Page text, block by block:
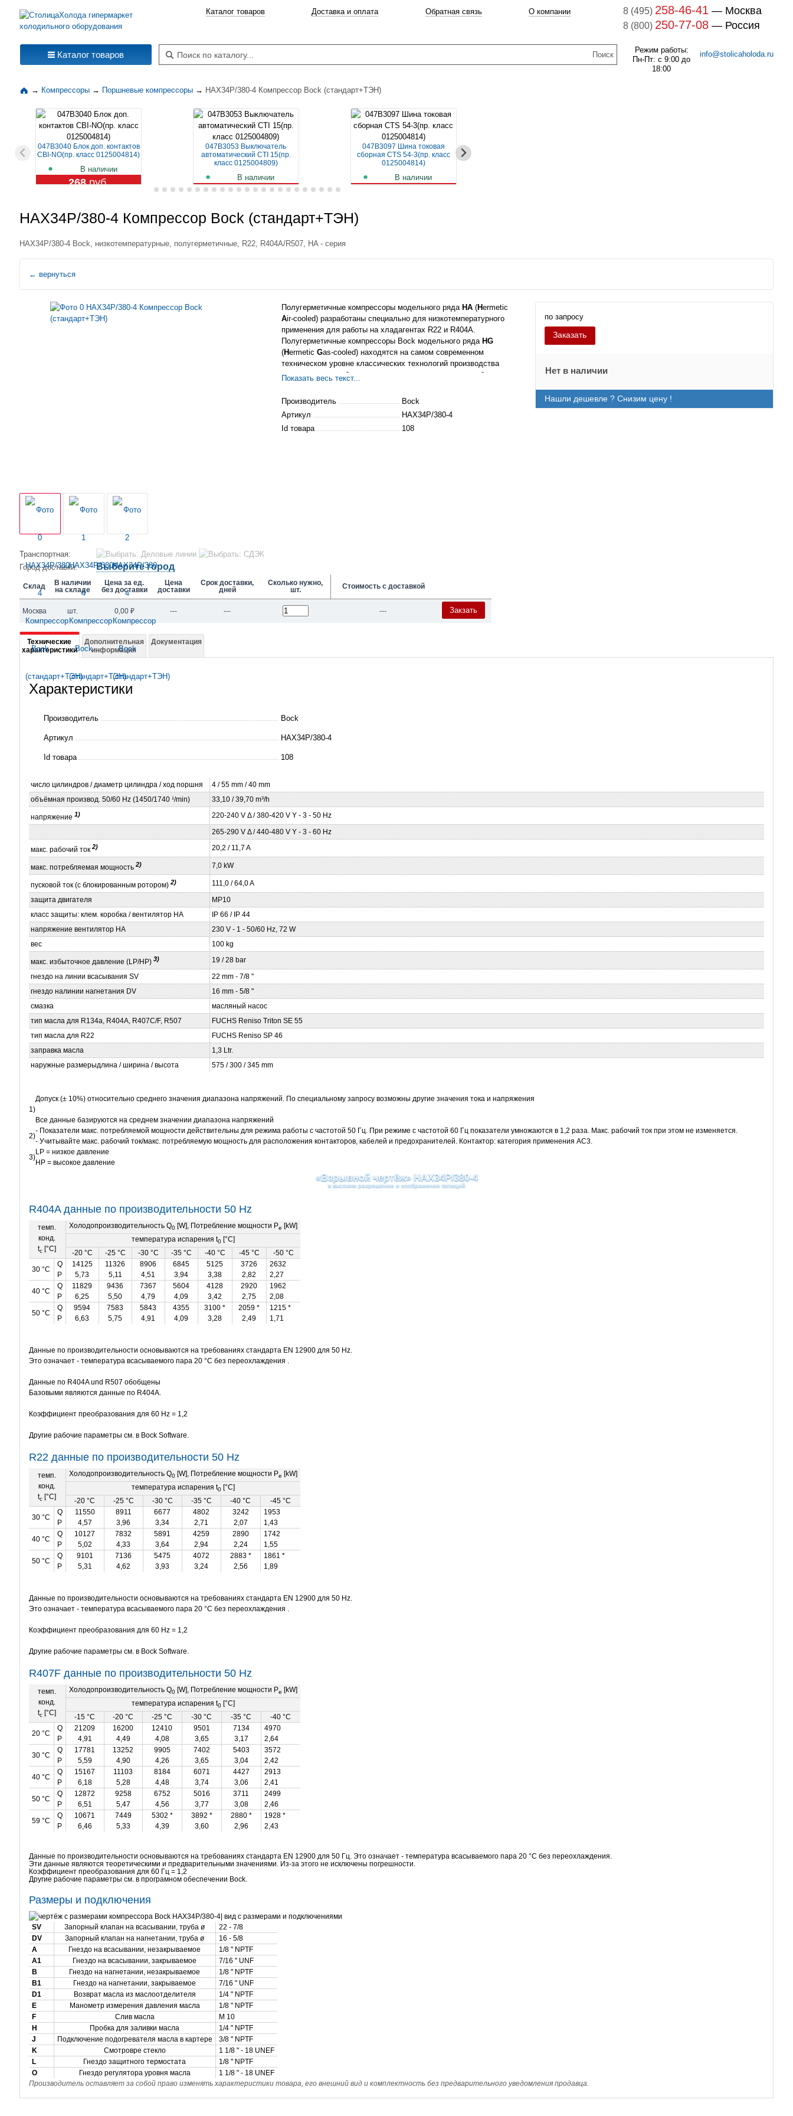
Каталог товаров Доставка и оплата Обратная связь О компании
Поиск по каталогу
8 (495) 258-46-41 — Москва
8 (800) 250-77-08 — Россия
Режим работы:
Пн-Пт: с 9:00 до
18:00
info@stolicaholoda.ru
Каталог товаров
→ Компрессоры → Поршневые компрессоры → HAX34P/380-4 Компрессор Bock (стандарт+ТЭН)
047B3040 Блок доп. контактов
CBI-NO(пр. класс 0125004814)
В наличии
268руб.
047B3053 Выключатель
автоматический CTI 15(пр.
класс 0125004809)
В наличии
1 109 руб.
047B3097 Шина токовая
сборная CTS 54-3(пр. класс
0125004814)
В наличии
HAX34P/380-4 Компрессор Bock (стандарт+ТЭН)
HAX34P/380-4 Bock, низкотемпературные, полугерметичные, R22, R404A/R507, HA - серия
← вернуться
Полугерметичные компрессоры модельного рядаHA (Hermetic
Air-cooled) разработаны специально для низкотемпературного
применения для работы на хладагентах R22 и R404A.
Полугерметичные компрессоры Bock модельного рядаHG
(HermeticGas-cooled) находятся на самом современном
техническом уровне классических технологий производства
компрессоров,
работающих
по принципу охлаждения обмоток
Показать весь текст...
Производитель
Bock
Артикул
HAX34P/380-4
Id товара
108
по запросу
Заказать
Нет в наличии
Нашли дешевле ? Снизим цену !
Транспортная:
Город доставки:
Выберите город
Склад
В наличии
на складе
Цена за ед.
без доставки
Цена
доставки
Срок доставки,
дней
Сколько нужно,
шт.
Стоимость с доставкой
Москва шт. 0,00 ₽ --- --- --- Закзать
Подробная
информация
о
HAX34P/380-
Компрессор
Bock
(стандарт+ТЭН)
Технические
характеристики
Дополнительная
информация
Документация
Характеристики
Производитель Bock
Артикул HAX34P/380-4
Id товара 108
число цилиндров / диаметр цилиндра / ход поршня
4 / 55 mm / 40 mm
объёмная производ. 50/60 Hz (1450/1740 ¹/min)
33,10 / 39,70 m³/h
напряжение 1)
220-240 V Δ / 380-420 V Y - 3 - 50 Hz
265-290 V Δ / 440-480 V Y - 3 - 60 Hz
макс. рабочий ток 2) 20,2 / 11,7 A
макс. потребляемая мощность 2) 7,0 kW
пусковой ток (с блокированным ротором) 2)
111,0 / 64,0 A
защита двигателя
MP10
класс защиты: клем. коробка / вентилятор НА
IP 66 / IP 44
напряжение вентилятор НА
230 V - 1 - 50/60 Hz, 72 W
вес
100 kg
макс. избыточное давление (LP/HP) 3)
19 / 28 bar
гнездо на линии всасывания SV
22 mm - 7/8 "
гнездо налинии нагнетания DV
16 mm - 5/8 "
смазка
масляный насос
тип масла для R134a, R404A, R407C/F, R507
FUCHS Reniso Triton SE 55
тип масла для R22
FUCHS Reniso SP 46
заправка масла
1,3 Ltr.
наружные размерыдлина / ширина / высота
575 / 300 / 345 mm
1)
Допуск (± 10%) относительно среднего значения диапазона напряжений. По специальному запросу возможны другие значения тока и напряжения
Все данные базируются на среднем значении диапазона напряжений
2)
- Показатели макс. потребляемой мощности действительны для режима работы с частотой 50 Гц. При режиме с частотой 60 Гц показатели умножаются в 1,2 раза. Макс. рабочий ток при этом не изменяется.
- Учитывайте макс. рабочий ток/макс. потребляемую мощность для расположения контакторов, кабелей и предохранителей. Контактор: категория применения AC3.
3)
LP = низкое давление
HP = высокое давление
«Взрывной чертёж» HAX34P/380-4
в высоким разрешении и изображение позиций
R404A данные по производительности 50 Hz
темп.
конд.
tc [°C]
Холодопроизводительность Q0[W], Потребление мощности Pe [kW]
температура испарения t0[°C]
-20 °C
-25 °C -30 °C -35 °C -40 °C -45 °C
-50 °C
30 °C
Q
P
14125
5,73
11326
5,11
8906
4,51
6845
3,94
5125
3,38
3726
2,82
2632
2,27
40 °C
Q
P
11829
6,25
9436
5,50
7367
4,79
5604
4,09
4128
3,42
2920
2,75
1962
2,08
50 °C
Q
P
9594
6,63
7583
5,75
5843
4,91
4355
4,09
3100 *
3,28
2059 *
2,49
1215 *
1,71
Данные по производительности основываются на требованиях стандарта EN 12900 для 50 Hz.
Это означает - температура всасываемого пара 20 °C без переохлаждения .
Данные по R404A und R507 обобщены
Базовыми являются данные по R404A.
Коэффициент преобразования для 60 Hz = 1,2
Другие рабочие параметры см. в Bock Software.
R22 данные по производительности 50 Hz
темп.
конд.
tc [°C]
Холодопроизводительность Q0[W], Потребление мощности Pe [kW]
температура испарения t0[°C]
-20 °C
-25 °C -30 °C -35 °C -40 °C
-45 °C
30 °C
Q
P
11550
4,57
8911
3,96
6677
3,34
4802
2,71
3242
2,07
1953
1,43
40 °C
Q
P
10127
5,02
7832
4,33
5891
3,64
4259
2,94
2890
2,24
1742
1,55
50 °C
Q
P
9101
5,31
7136
4,62
5475
3,93
4072
3,24
2883 *
2,56
1861 *
1,89
Данные по производительности основываются на требованиях стандарта EN 12900 для 50 Hz.
Это означает - температура всасываемого пара 20 °C без переохлаждения .
Коэффициент преобразования для 60 Hz = 1,2
Другие рабочие параметры см. в Bock Software.
R407F данные по производительности 50 Hz
темп.
конд.
tc [°C]
Холодопроизводительность Q0[W], Потребление мощности Pe [kW]
температура испарения t0[°C]
-15 °C
-20 °C -25 °C -30 °C -35 °C
-40 °C
20 °C
Q
P
21209
4,91
16200
4,49
12410
4,08
9501
3,65
7134
3,17
4970
2,64
30 °C
Q
P
17781
5,59
13252
4,90
9905
4,26
7402
3,65
5403
3,04
3572
2,42
40 °C
Q
P
15167
6,18
11103
5,28
8184
4,48
6071
3,74
4427
3,06
2913
2,41
50 °C
Q
P
12872
6,51
9258
5,47
6752
4,56
5016
3,77
3711
3,08
2499
2,46
59 °C
Q
P
10671
6,46
7449
5,33
5302 *
4,39
3892 *
3,60
2880 *
2,96
1928 *
2,43
Данные по производительности основываются на требованиях стандарта EN 12900 для 50 Гц. Это означает - температура всасываемого пара 20 °C без переохлаждения.
Эти данные являются теоретическими и предварительными значениями. Из-за этого не исключены погрешности.
Коэффициент преобразования для 60 Гц = 1,2
Другие рабочие параметры см. в програмном обеспечении Bock.
Размеры и подключения
SV Запорный клапан на всасывании, труба ø
22 - 7/8
DV
Запорный клапан на нагнетании, труба ø
16 - 5/8
A
Гнездо на всасывании, незакрываемое
1/8 " NPTF
A1
Гнездо на всасывании, закрываемое
7/16 " UNF
B
Гнездо на нагнетании, незакрываемое
1/8 " NPTF
B1
Гнездо на нагнетании, закрываемое
7/16 " UNF
D1
Возврат масла из маслоотделителя
1/4 " NPTF
E
Манометр измерения давления масла
1/8 " NPTF
F
Слив масла
M 10
H
Пробка для заливки масла
1/4 " NPTF
J
Подключение подогревателя масла в картере
3/8 " NPTF
K
Смотровре стекло
1 1/8 " - 18 UNEF
L
Гнездо защитного термостата
1/8 " NPTF
O
Гнездо регулятора уровня масла
1 1/8 " - 18 UNEF
Производитель оставляет за собой право изменять характеристики товара, его внешний вид и комплектность без предварительного уведомления продавца.